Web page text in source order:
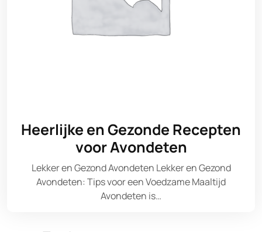
Heerlijke en Gezonde Recepten
voor Avondeten
Lekker en Gezond Avondeten Lekker en Gezond
Avondeten: Tips voor een Voedzame Maaltijd
Avondeten is…